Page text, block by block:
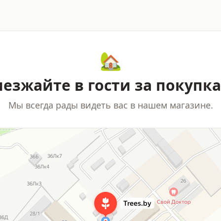
🏡
в гости за
Мы всегда рады видеть вас в нашем магазине.